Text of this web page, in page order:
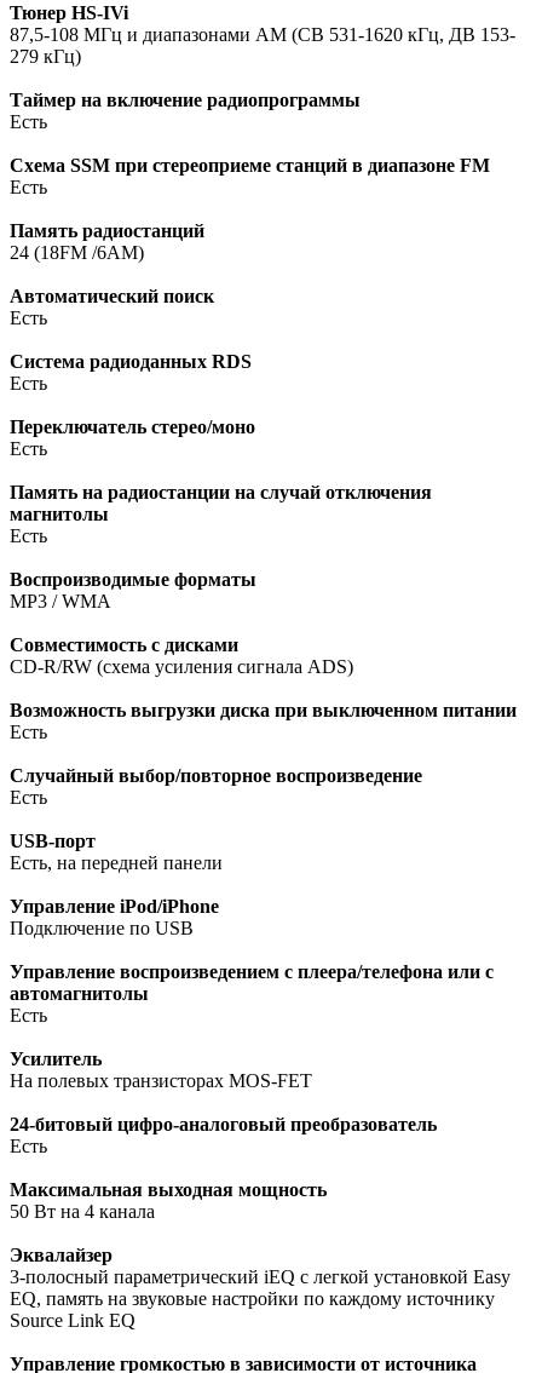
Тюнер HS-IVi
87,5-108 МГц и диапазонами AM (СВ 531-1620 кГц, ДВ 153-
279 кГц)
Таймер на включение радиопрограммы
Есть
Cхема SSM при стереоприеме станций в диапазоне FM
Есть
Память радиостанций
24 (18FM /6AM)
Автоматический поиск
Есть
Система радиоданных RDS
Есть
Переключатель стерео/моно
Есть
Память на радиостанции на случай отключения
магнитолы
Есть
Воспроизводимые форматы
MP3 / WMA
Совместимость с дисками
CD-R/RW (схема усиления сигнала ADS)
Возможность выгрузки диска при выключенном питании
Есть
Случайный выбор/повторное воспроизведение
Есть
USB-порт
Есть, на передней панели
Управление iPod/iPhone
Подключение по USB
Управление воспроизведением с плеера/телефона или с
автомагнитолы
Есть
Усилитель
На полевых транзисторах MOS-FET
24-битовый цифро-аналоговый преобразователь
Есть
Максимальная выходная мощность
50 Вт на 4 канала
Эквалайзер
3-полосный параметрический iEQ с легкой установкой Easy
EQ, память на звуковые настройки по каждому источнику
Source Link EQ
Управление громкостью в зависимости от источника